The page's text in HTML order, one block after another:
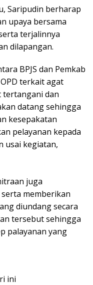
Saripudin berharap
upaya bersama
terjalinnya
dilapangan.
BPJS dan Pemkab
terkait agat
tertangani dan
datang sehingga
kesepakatan
pelayanan kepada
usai kegiatan,
juga
memberikan
diundang secara
tersebut sehingga
palayanan yang
ini